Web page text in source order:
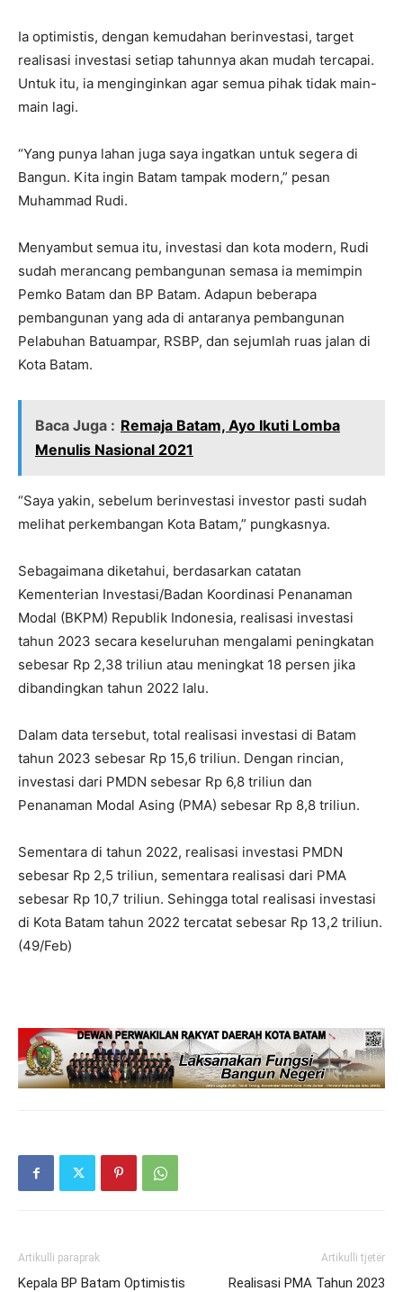
Ia optimistis, dengan kemudahan berinvestasi, target
realisasi investasi setiap tahunnya akan mudah tercapai.
Untuk itu, ia menginginkan agar semua pihak tidak main-
main lagi.
“Yang punya lahan juga saya ingatkan untuk segera di
Bangun. Kita ingin Batam tampak modern,” pesan
Muhammad Rudi.
Menyambut semua itu, investasi dan kota modern, Rudi
sudah merancang pembangunan semasa ia memimpin
Pemko Batam dan BP Batam. Adapun beberapa
pembangunan yang ada di antaranya pembangunan
Pelabuhan Batuampar, RSBP, dan sejumlah ruas jalan di
Kota Batam.
Baca Juga : Remaja Batam, Ayo Ikuti Lomba
Menulis Nasional 2021
“Saya yakin, sebelum berinvestasi investor pasti sudah
melihat perkembangan Kota Batam,” pungkasnya.
Sebagaimana diketahui, berdasarkan catatan
Kementerian Investasi/Badan Koordinasi Penanaman
Modal (BKPM) Republik Indonesia, realisasi investasi
tahun 2023 secara keseluruhan mengalami peningkatan
sebesar Rp 2,38 triliun atau meningkat 18 persen jika
dibandingkan tahun 2022 lalu.
Dalam data tersebut, total realisasi investasi di Batam
tahun 2023 sebesar Rp 15,6 triliun. Dengan rincian,
investasi dari PMDN sebesar Rp 6,8 triliun dan
Penanaman Modal Asing (PMA) sebesar Rp 8,8 triliun.
Sementara di tahun 2022, realisasi investasi PMDN
sebesar Rp 2,5 triliun, sementara realisasi dari PMA
sebesar Rp 10,7 triliun. Sehingga total realisasi investasi
di Kota Batam tahun 2022 tercatat sebesar Rp 13,2 triliun.
(49/Feb)
Artikulli paraprak
Kepala BP Batam Optimistis
Artikulli tjetër
Realisasi PMA Tahun 2023